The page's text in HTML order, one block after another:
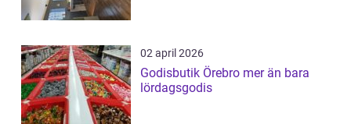
02 april 2026
Godisbutik Örebro mer än bara
lördagsgodis